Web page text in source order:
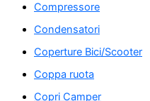
Compressore
Condensatori
Coperture Bici/Scooter
Coppa ruota
Copri Camper